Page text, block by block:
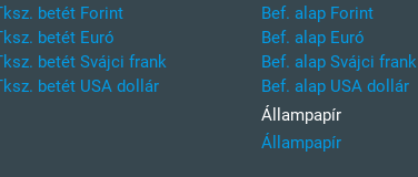
betét Forint
betét Euró
betét Svájci frank
betét USA dollár
Bef. alap Forint
Bef. alap Euró
Bef. alap Svájci frank
Bef. alap USA dollár
Állampapír
Állampapír